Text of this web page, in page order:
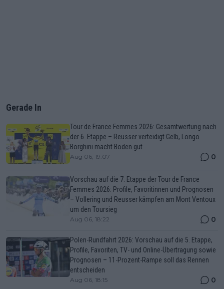
Gerade In
Tour de France Femmes 2026: Gesamtwertung nach
der 6. Etappe – Reusser verteidigt Gelb, Longo
Borghini macht Boden gut
Aug 06, 19:07 0
Vorschau auf die 7. Etappe der Tour de France
Femmes 2026: Profile, Favoritinnen und Prognosen
– Vollering und Reusser kämpfen am Mont Ventoux
um den Toursieg
Aug 06, 18:22 0
Polen-Rundfahrt 2026: Vorschau auf die 5. Etappe,
Profile, Favoriten, TV- und Online-Übertragung sowie
Prognosen – 11-Prozent-Rampe soll das Rennen
entscheiden
Aug 06, 18:15 0